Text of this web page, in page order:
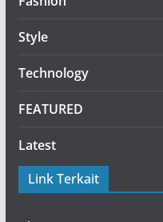
Style
Technology
FEATURED
Latest
Link Terkait